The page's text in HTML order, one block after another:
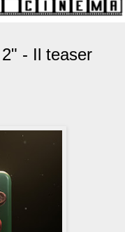
- Il teaser